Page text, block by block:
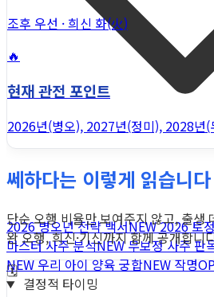
2026 병오년 전략 백서NEW2026 토
마스터 사주 분석NEW 무보정 사주 판
NEW우리 아이 양육 궁합NEW작명
결정적 타이밍
조후 우선 · 희신 화(火)
🔥
현재 관전 포인트
2026년(병오), 2027년(정미), 2028년(
쎄하다는 이렇게 읽습니다
단순 오행 비율만 보여주지 않고, 출생
완 오행, 희신·기신까지 함께 공개합니
🗓️